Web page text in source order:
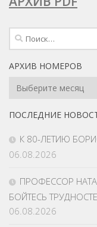
Найти:
АРХИВ НОМЕРОВ
Архив
ПОСЛЕДНИЕ
К 80-ЛЕТИЮ
06.08.2026
ПРОФЕССОР
БОЙТЕСЬ
06.08.2026